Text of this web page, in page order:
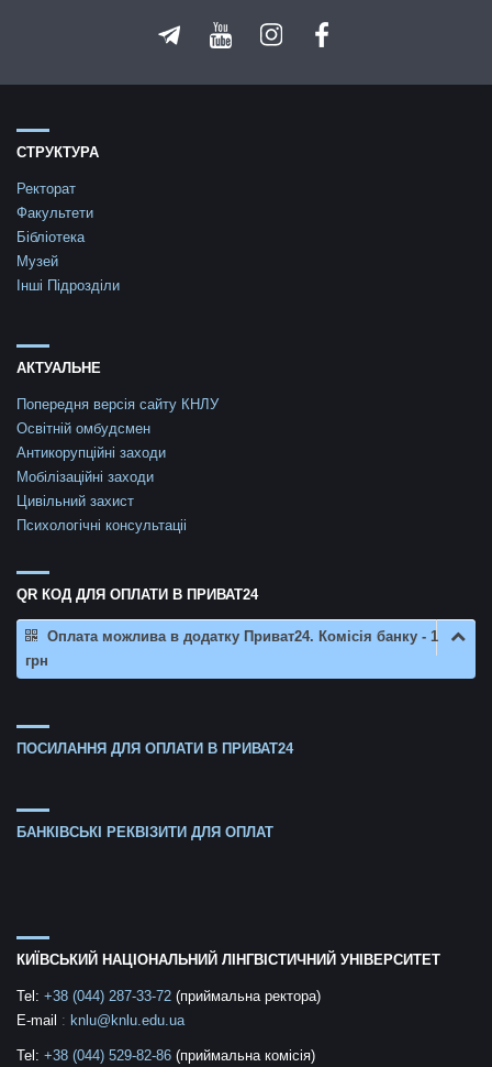
СТРУКТУРА
Ректорат
Факультети
Бібліотека
Музей
Інші Підрозділи
АКТУАЛЬНЕ
Попередня версія сайту КНЛУ
Освітній омбудсмен
Антикорупційні заходи
Мобілізаційні заходи
Цивільний захист
Психологічні консультаціі
QR КОД ДЛЯ ОПЛАТИ В ПРИВАТ24
Оплата можлива в додатку Приват24. Комісія банку - 1
грн
ПОСИЛАННЯ ДЛЯ ОПЛАТИ В ПРИВАТ24
БАНКІВСЬКІ РЕКВІЗИТИ ДЛЯ ОПЛАТ
КИЇВСЬКИЙ НАЦІОНАЛЬНИЙ ЛІНГВІСТИЧНИЙ УНІВЕРСИТЕТ
Tel: +38 (044) 287-33-72 (приймальна ректора)
E-mail : knlu@knlu.edu.ua
Tel: +38 (044) 529-82-86 (приймальна комісія)